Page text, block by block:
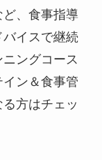
ど、食事指導
イスで継続
ングコース
ン＆食事管
方はチェッ